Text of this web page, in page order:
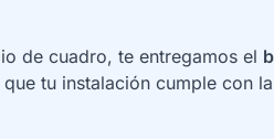
de cuadro, te entregamos el
tu instalación cumple con